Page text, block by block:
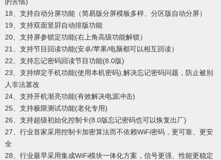
的苦恼)
18、支持自动分屏功能（简易版分屏模板多样、分区版自动分屏）
19、支持双面竖屛自动排版功能
20、支持屏参锁定功能(右上角高级功能解锁）
21、支持节目回读功能(安卓/苹果/电脑都可以相互回读）
22、支持忘记密码回读节目功能(8.0版)
23、支持绑定手机功能(使用本机密码),解决忘记密码问题，防止被别
人非法篡改
24、支持开机渐亮功能(有效解决电源冲击)
25、支持极限测试功能(老化专用)
26、支持超级初始化控制卡(8.0版忘记密码也可以恢复出厂)
27、行业首家采用控制卡加密算法而不依赖WiFi密码，更可靠、更安
全
28、行业最早采用集成WiFi模块一体化方案，信号更强、性能更稳定